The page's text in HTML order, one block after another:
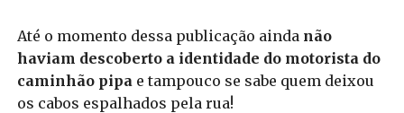
Até o momento dessa publicação ainda não
haviam descoberto a identidade do motorista do
caminhão pipa e tampouco se sabe quem deixou
os cabos espalhados pela rua!